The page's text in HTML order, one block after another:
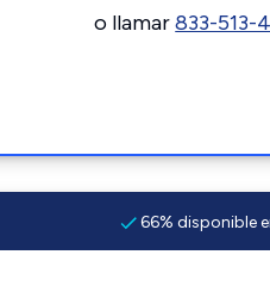
o llamar833-513-
66% disponible